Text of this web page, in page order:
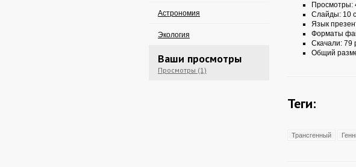
Астрономия
Экология
Ваши просмотры
Просмотры (1)
Просмотры:
Слайды: 10
Язык
Форматы
Скачали: 79
Общий
Теги:
Трансгенный